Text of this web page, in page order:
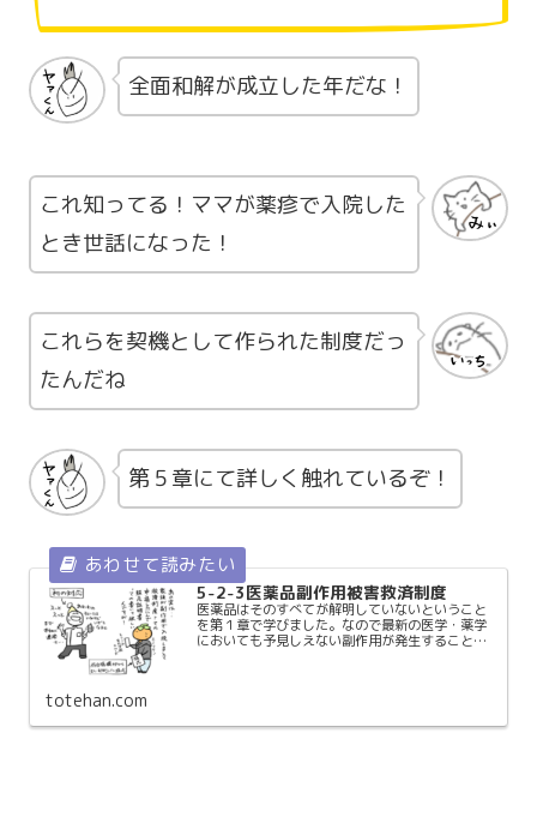
全面和解が成立した年だな！
これ知ってる！ママが薬疹で入院した
とき世話になった！
これらを契機として作られた制度だっ
たんだね
第５章にて詳しく触れているぞ！
5-2-3医薬品副作用被害救済制度
医薬品はそのすべてが解明していないということ
を第１章で学びました。なので最新の医学・薬学
においても予見しえない副作用が発生することが
totehan.com